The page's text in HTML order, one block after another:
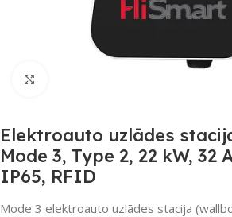
Elektroauto uzlādes
Mode 3, Type 2, 22 kW, 32
IP65, RFID
Mode 3 elektroauto uzlādes stacija